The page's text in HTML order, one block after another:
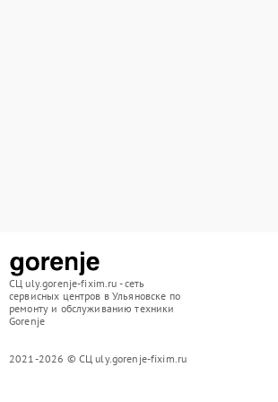
СЦ uly.gorenje-fixim.ru - сеть
сервисных центров в Ульяновске по
ремонту и обслуживанию техники
Gorenje
2021-2026 © СЦ uly.gorenje-fixim.ru